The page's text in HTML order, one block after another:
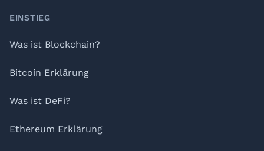
Footer
EINSTIEG
Was ist Blockchain?
Bitcoin Erklärung
Was ist DeFi?
Ethereum Erklärung